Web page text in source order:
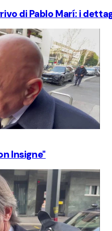
di Pablo Marí: i
Insigne"